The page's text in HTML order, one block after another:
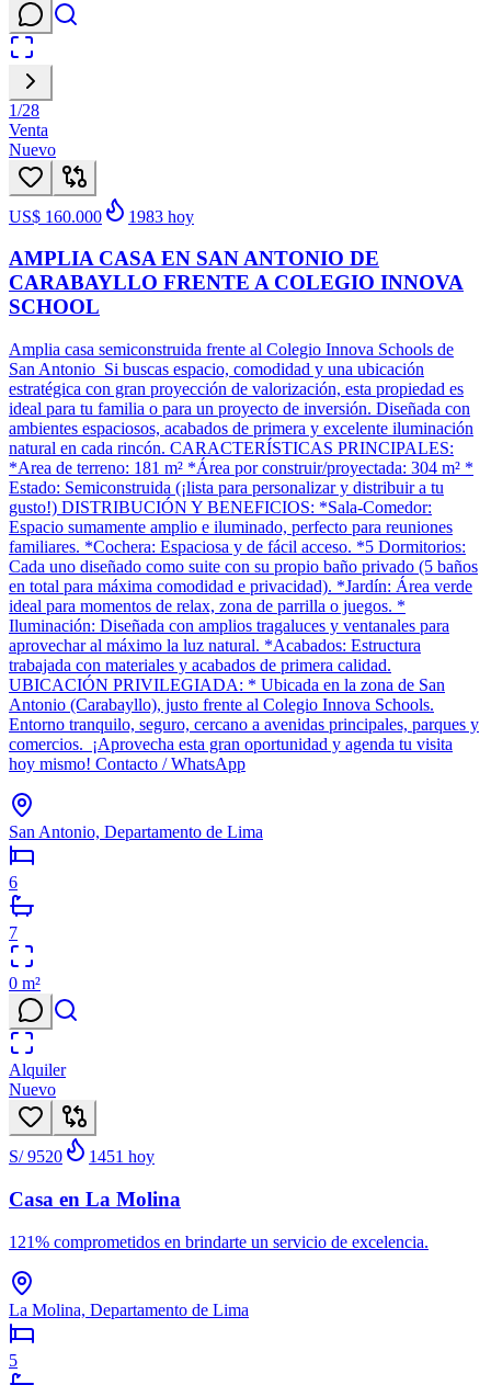
1/28
Venta
Nuevo
US$ 160.000 1983 hoy
AMPLIA CASA EN SAN ANTONIO DE
CARABAYLLO FRENTE A COLEGIO INNOVA
SCHOOL
Amplia casa semiconstruida frente al Colegio Innova Schools de
San Antonio Si buscas espacio, comodidad y una ubicación
estratégica con gran proyección de valorización, esta propiedad es
ideal para tu familia o para un proyecto de inversión. Diseñada con
ambientes espaciosos, acabados de primera y excelente iluminación
natural en cada rincón. CARACTERÍSTICAS PRINCIPALES:
*Area de terreno: 181 m² *Área por construir/proyectada: 304 m² *
Estado: Semiconstruida (¡lista para personalizar y distribuir a tu
gusto!) DISTRIBUCIÓN Y BENEFICIOS: *Sala-Comedor:
Espacio sumamente amplio e iluminado, perfecto para reuniones
familiares. *Cochera: Espaciosa y de fácil acceso. *5 Dormitorios:
Cada uno diseñado como suite con su propio baño privado (5 baños
en total para máxima comodidad e privacidad). *Jardín: Área verde
ideal para momentos de relax, zona de parrilla o juegos. *
Iluminación: Diseñada con amplios tragaluces y ventanales para
aprovechar al máximo la luz natural. *Acabados: Estructura
trabajada con materiales y acabados de primera calidad.
UBICACIÓN PRIVILEGIADA: * Ubicada en la zona de San
Antonio (Carabayllo), justo frente al Colegio Innova Schools.
Entorno tranquilo, seguro, cercano a avenidas principales, parques y
comercios. ¡Aprovecha esta gran oportunidad y agenda tu visita
hoy mismo! Contacto / WhatsApp
San Antonio, Departamento de Lima
6
7
0 m²
Alquiler
Nuevo
S/ 9520 1451 hoy
Casa en La Molina
121% comprometidos en brindarte un servicio de excelencia.
La Molina, Departamento de Lima
5